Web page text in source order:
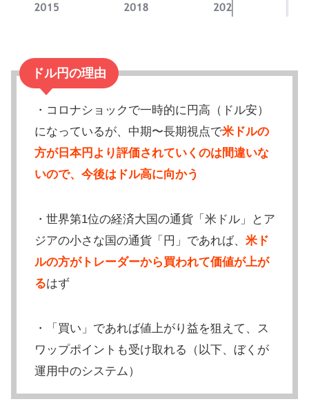
ドル円の理由
・コロナショックで一時的に円高（ドル安）
になっているが、中期〜長期視点で米ドルの
方が日本円より評価されていくのは間違いな
いので、今後はドル高に向かう
・世界第1位の経済大国の通貨「米ドル」とア
ジアの小さな国の通貨「円」であれば、 米ド
ルの方がトレーダーから買われて価値が上が
るはず
・「買い」であれば値上がり益を狙えて、ス
ワップポイントも受け取れる（以下、ぼくが
運用中のシステム）